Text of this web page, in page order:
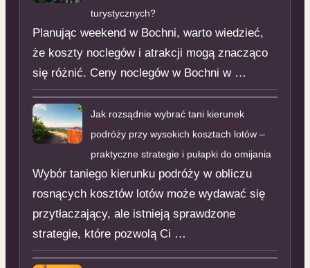
turystycznych?
Planując weekend w Bochni, warto wiedzieć,
że koszty noclegów i atrakcji mogą znacząco
się różnić. Ceny noclegów w Bochni w …
Jak rozsądnie wybrać tani kierunek
podróży przy wysokich kosztach lotów –
praktyczne strategie i pułapki do omijania
Wybór taniego kierunku podróży w obliczu
rosnących kosztów lotów może wydawać się
przytłaczający, ale istnieją sprawdzone
strategie, które pozwolą Ci …